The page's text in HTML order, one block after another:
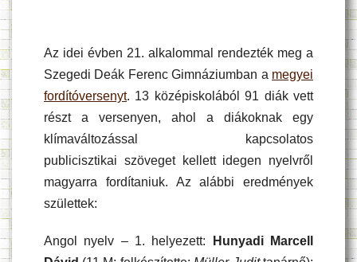
Az idei évben 21. alkalommal rendezték meg a
Szegedi Deák Ferenc Gimnáziumban a megyei
fordítóversenyt. 13 középiskolából 91 diák vett
részt a versenyen, ahol a diákoknak egy
klímaváltozással kapcsolatos
publicisztikai szöveget kellett idegen nyelvről
magyarra fordítaniuk. Az alábbi eredmények
születtek:
Angol nyelv – 1. helyezett:
Hunyadi Marcell